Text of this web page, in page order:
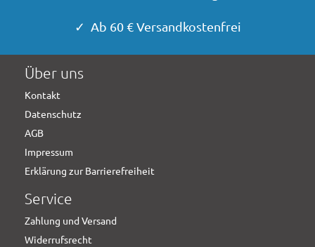
✓ Ab 60 € Versandkostenfrei
Über uns
Kontakt
Datenschutz
AGB
Impressum
Erklärung zur Barrierefreiheit
Service
Zahlung und Versand
Widerrufsrecht